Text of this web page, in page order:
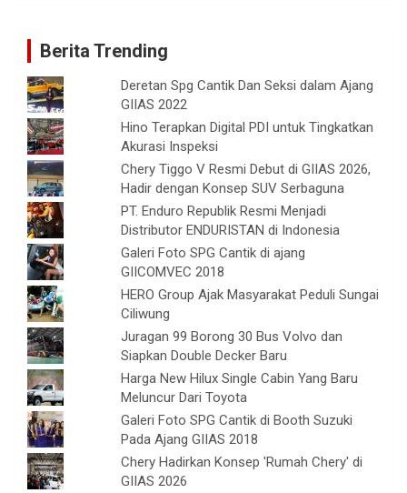
Berita Trending
Deretan Spg Cantik Dan Seksi dalam Ajang
GIIAS 2022
Hino Terapkan Digital PDI untuk Tingkatkan
Akurasi Inspeksi
Chery Tiggo V Resmi Debut di GIIAS 2026,
Hadir dengan Konsep SUV Serbaguna
PT. Enduro Republik Resmi Menjadi
Distributor ENDURISTAN di Indonesia
Galeri Foto SPG Cantik di ajang
GIICOMVEC 2018
HERO Group Ajak Masyarakat Peduli Sungai
Ciliwung
Juragan 99 Borong 30 Bus Volvo dan
Siapkan Double Decker Baru
Harga New Hilux Single Cabin Yang Baru
Meluncur Dari Toyota
Galeri Foto SPG Cantik di Booth Suzuki
Pada Ajang GIIAS 2018
Chery Hadirkan Konsep 'Rumah Chery' di
GIIAS 2026